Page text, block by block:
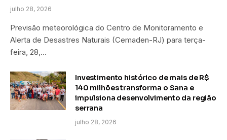
julho 28, 2026
Previsão meteorológica do Centro de Monitoramento e
Alerta de Desastres Naturais (Cemaden-RJ) para terça-
feira, 28,…
Investimento histórico de mais de R$
140 milhões transforma o Sana e
impulsiona desenvolvimento da região
serrana
julho 28, 2026